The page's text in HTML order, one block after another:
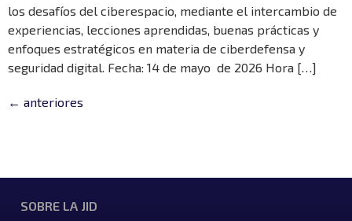
los desafíos del ciberespacio, mediante el intercambio de
experiencias, lecciones aprendidas, buenas prácticas y
enfoques estratégicos en materia de ciberdefensa y
seguridad digital. Fecha: 14 de mayo de 2026 Hora […]
← anteriores
SOBRE LA JID